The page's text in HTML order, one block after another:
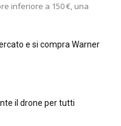
inferiore a 150 €, una
e si compra Warner
il drone per tutti